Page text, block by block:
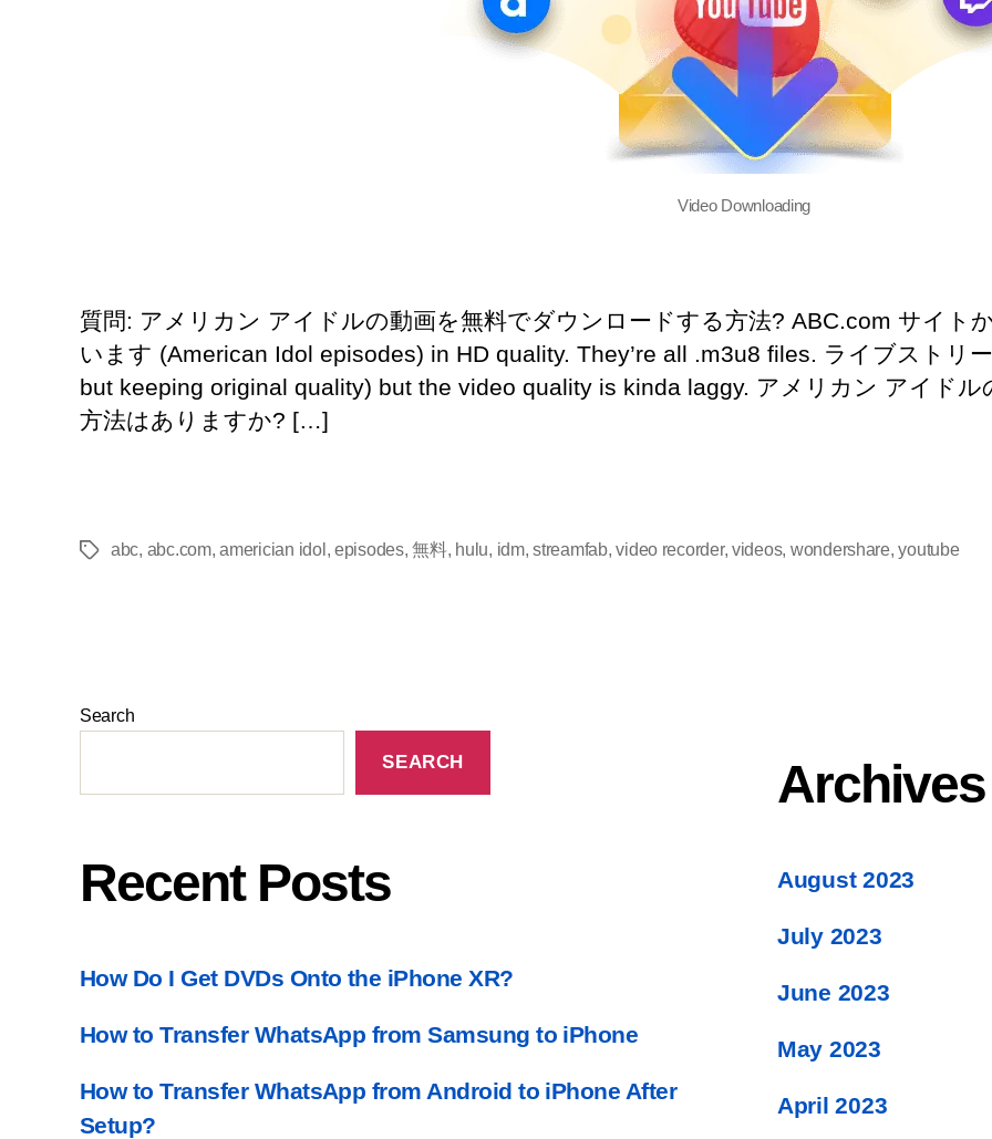
Video Downloading
質問: アメリカン アイドルの動画を無料でダウンロードする方法? ABC.com サイト
います (American Idol episodes) in HD quality. They’re all .m3u8 files . ライブストリ
but keeping original quality) but the video quality is kinda laggy. アメリカン アイドル
方法はありますか? […]
abc, abc.com,americian idol , episodes,無料, hulu, idm,streamfab,video recorder,videos, wondershare,youtube
Search
SEARCH
Recent Posts
How Do I Get DVDs Onto the iPhone XR?
How to Transfer WhatsApp from Samsung to iPhone
How to Transfer WhatsApp from Android to iPhone After
Setup?
Archives
August2023
July2023
June 2023
May 2023
April 2023